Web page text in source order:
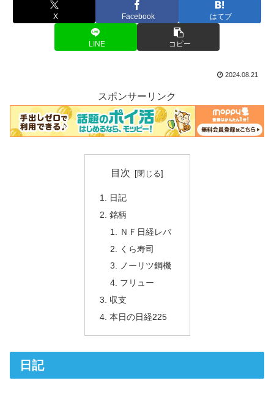
X Facebook はてブ
LINE コピー
2024.08.21
スポンサーリンク
目次
日記
銘柄
ＮＦ日経レバ
くら寿司
ノーリツ鋼機
フリュー
収支
本日の日経225
日記